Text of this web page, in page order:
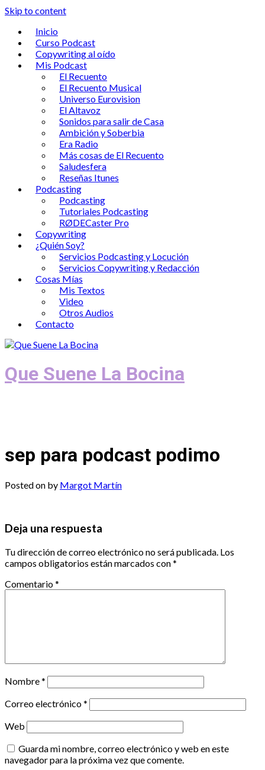
Skip to content
Inicio
Curso Podcast
Copywriting al oído
Mis Podcast
El Recuento
El Recuento Musical
Universo Eurovision
El Altavoz
Sonidos para salir de Casa
Ambición y Soberbia
Era Radio
Más cosas de El Recuento
Saludesfera
Reseñas Itunes
Podcasting
Podcasting
Tutoriales Podcasting
RØDECaster Pro
Copywriting
¿Quién Soy?
Servicios Podcasting y Locución
Servicios Copywriting y Redacción
Cosas Mías
Mis Textos
Video
Otros Audios
Contacto
Que Suene La Bocina
sep para podcast podimo
Posted on by Margot Martín
Deja una respuesta
Tu dirección de correo electrónico no será publicada. Los
campos obligatorios están marcados con*
Comentario*
Nombre*
Correo electrónico*
Web
Guarda mi nombre, correo electrónico y web en este
navegador para la próxima vez que comente.